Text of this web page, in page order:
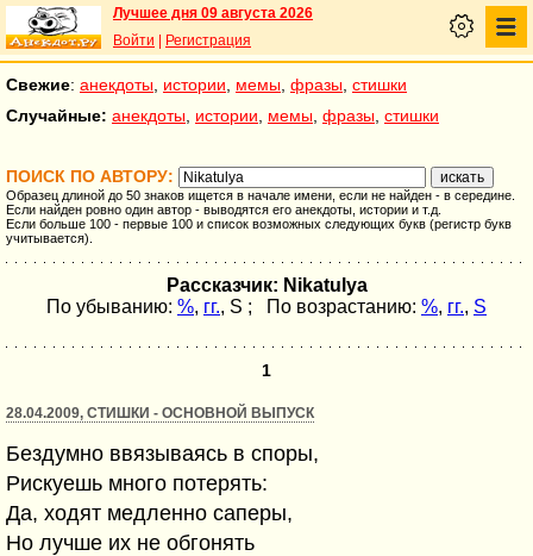
Лучшее дня 09 августа 2026
Войти
Регистрация
Свежие: анекдоты истории мемы фразы стишки
Случайные: анекдоты истории мемы фразы стишки
ПОИСК ПО АВТОРУ:
Образец длиной до 50 знаков ищется в начале имени, если не найден - в середине.
Если найден ровно один автор - выводятся его анекдоты, истории и т.д.
Если больше 100 - первые 100 и список возможных следующих букв (регистр букв
учитывается).
Рассказчик: Nikatulya
По убыванию: %, гг., S ; По возрастанию: %, гг., S
1
28.04.2009, СТИШКИ - ОСНОВНОЙ ВЫПУСК
Бездумно ввязываясь в споры,
Рискуешь много потерять:
Да, ходят медленно саперы,
Но лучше их не обгонять